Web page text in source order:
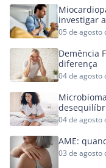
investigar
05 de agosto
Demência
diferença
04 de agosto
04 de agosto
AME:
03 de agosto